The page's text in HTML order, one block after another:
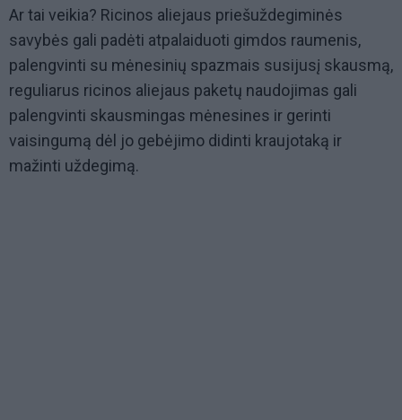
Ar tai veikia? Ricinos aliejaus priešuždegiminės
savybės gali padėti atpalaiduoti gimdos raumenis,
palengvinti su mėnesinių spazmais susijusį skausmą,
reguliarus ricinos aliejaus paketų naudojimas gali
palengvinti skausmingas mėnesines ir gerinti
vaisingumą dėl jo gebėjimo didinti kraujotaką ir
mažinti uždegimą.